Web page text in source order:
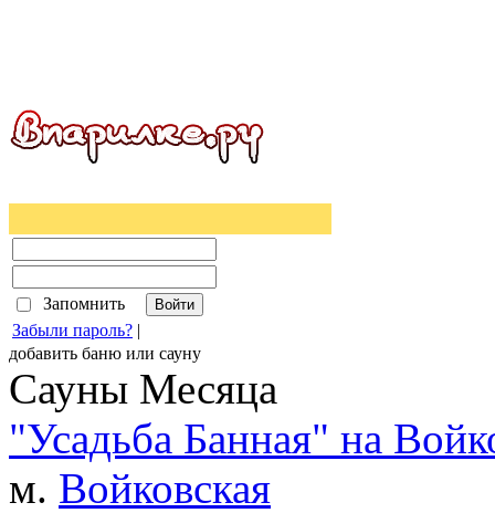
Запомнить
Забыли пароль? |
добавить баню или сауну
Сауны Месяца
"Усадьба Банная" на
м. Войковская